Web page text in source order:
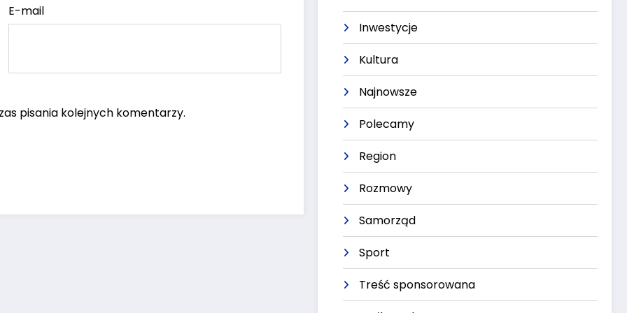
E-mail
pisania kolejnych komentarzy.
Inwestycje
Kultura
Najnowsze
Polecamy
Region
Rozmowy
Samorząd
Sport
Treść sponsorowana